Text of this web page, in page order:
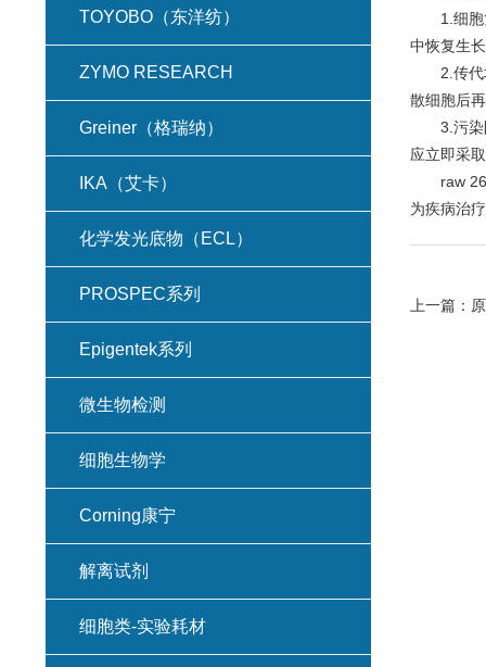
1.细胞复
中恢复生
2.传代培
散细胞后
3.污染防
应立即采
raw
为疾病治
上一篇：
TOYOBO（东洋纺）
ZYMO RESEARCH
Greiner（格瑞纳）
IKA（艾卡）
化学发光底物（ECL）
PROSPEC系列
Epigentek系列
微生物检测
细胞生物学
Corning康宁
解离试剂
细胞类-实验耗材